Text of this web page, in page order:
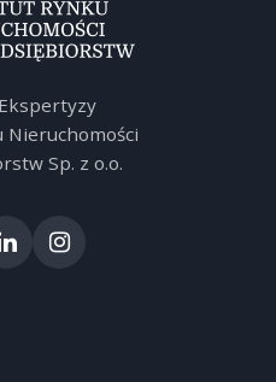
Sp. z o.o.